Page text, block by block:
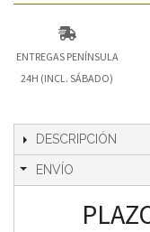
ENTREGAS PENÍNSULA
24H (INCL. SÁBADO)
DESCRIPCIÓN
ENVÍO